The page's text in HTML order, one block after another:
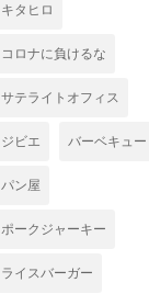
キタヒロ
コロナに負けるな
サテライトオフィス
ジビエ バーベキュー
パン屋
ポークジャーキー
ライスバーガー